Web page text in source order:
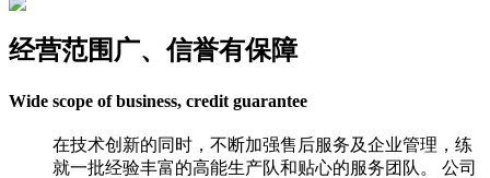
经营范围广、信誉有保障
Wide scope of business, credit guarantee
在技术创新的同时，不断加强售后服务及企业管理，练
就一批经验丰富的高能生产队和贴心的服务团队。 公司